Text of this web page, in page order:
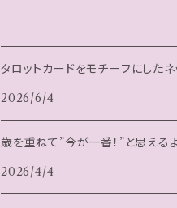
タロットカードをモチーフにし
2026/6/4
歳を重ねて”今が一番！”と思える
2026/4/4